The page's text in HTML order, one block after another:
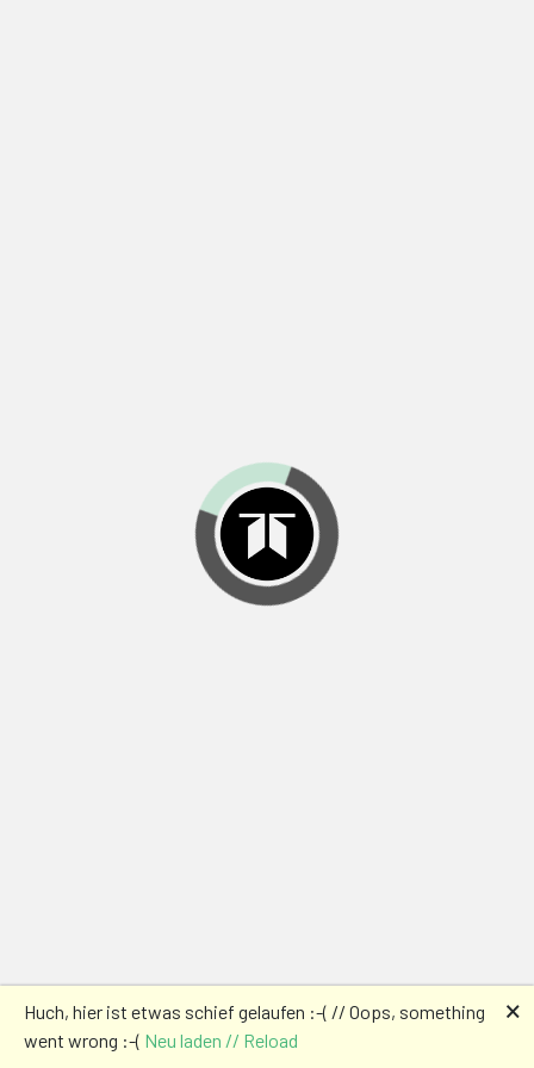
Huch, hier ist etwas schief gelaufen :-( // Oops, something
went wrong :-( Neu laden // Reload
🗙